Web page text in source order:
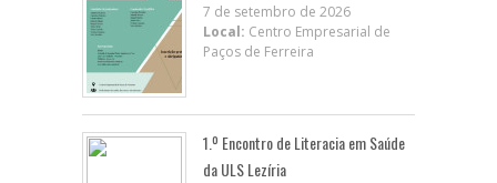
7 de setembro de 2026
Local: Centro Empresarial de
Paços de Ferreira
1.º Encontro de Literacia em Saúde
da ULS Lezíria